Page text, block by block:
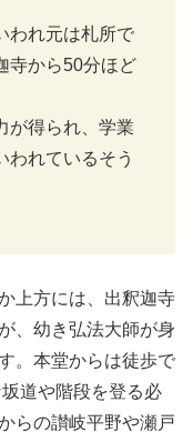
われ元は札所で
寺から50分ほど
が得られ、学業
われているそう
上方には、出釈迦寺
、幼き弘法大師が身
。本堂からは徒歩で
道や階段を登る必
らの讃岐平野や瀬戸